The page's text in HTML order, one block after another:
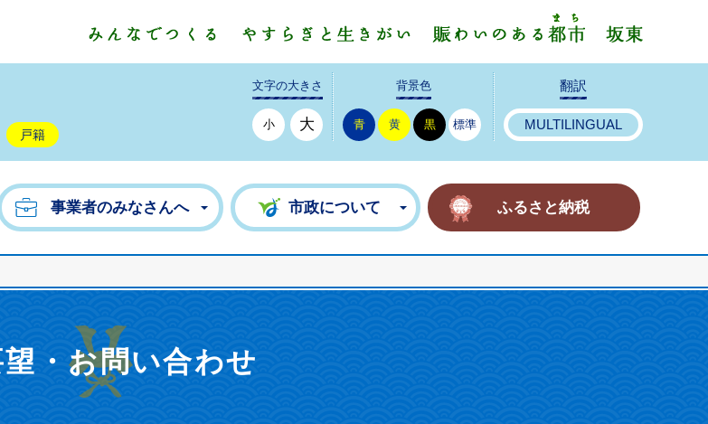
戸籍
文字の大きさ
小 大
背景色
青 黄 黒 標準
翻訳
MULTILINGUAL
事業者のみなさんへ 市政について ふるさと納税
望・お問い合わせ